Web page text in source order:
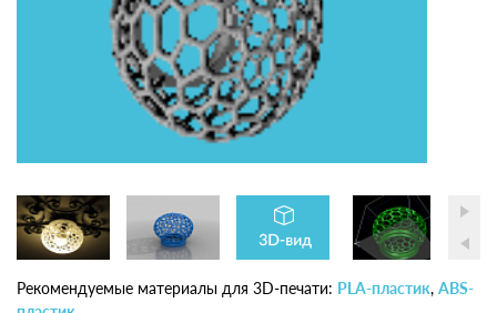
Рекомендуемые материалы для 3D-печати: PLA-пластик, ABS-